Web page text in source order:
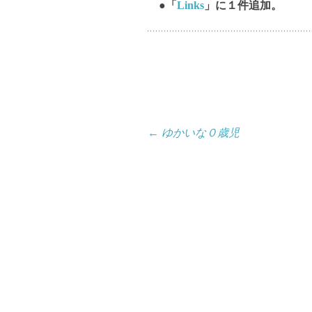
●「 Links 」に１件追加。
← ゆかいな０歳児